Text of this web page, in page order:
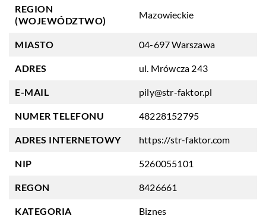
REGION
(WOJEWÓDZTWO)
Mazowieckie
MIASTO 04-697 Warszawa
ADRES ul. Mrówcza 243
E-MAIL pily@str-faktor.pl
NUMER TELEFONU 48228152795
ADRES INTERNETOWY https://str-faktor.com
NIP 5260055101
REGON 8426661
KATEGORIA Biznes